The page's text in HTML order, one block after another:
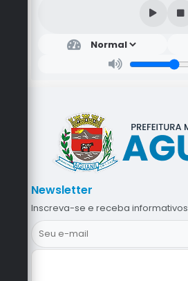
Newsletter
Inscreva-se e receba informativos